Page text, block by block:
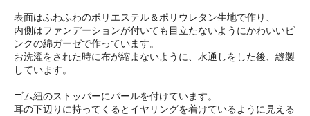
表面はふわふわのポリエステル＆ポリウレタン生地で作り、
内側はファンデーションが付いても目立たないようにかわいいピ
ンクの綿ガーゼで作っています。
お洗濯をされた時に布が縮まないように、水通しをした後、縫製
しています。
ゴム紐のストッパーにパールを付けています。
耳の下辺りに持ってくるとイヤリングを着けているように見える